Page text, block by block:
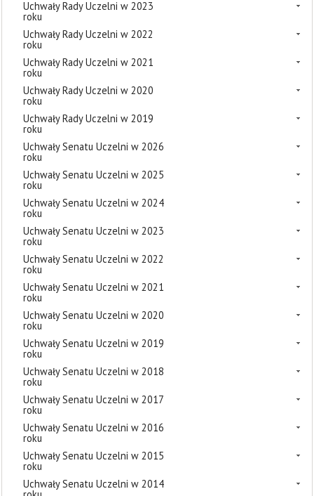
Uchwały Rady Uczelni w 2023
roku
Uchwały Rady Uczelni w 2022
roku
Uchwały Rady Uczelni w 2021
roku
Uchwały Rady Uczelni w 2020
roku
Uchwały Rady Uczelni w 2019
roku
Uchwały Senatu Uczelni w 2026
roku
Uchwały Senatu Uczelni w 2025
roku
Uchwały Senatu Uczelni w 2024
roku
Uchwały Senatu Uczelni w 2023
roku
Uchwały Senatu Uczelni w 2022
roku
Uchwały Senatu Uczelni w 2021
roku
Uchwały Senatu Uczelni w 2020
roku
Uchwały Senatu Uczelni w 2019
roku
Uchwały Senatu Uczelni w 2018
roku
Uchwały Senatu Uczelni w 2017
roku
Uchwały Senatu Uczelni w 2016
roku
Uchwały Senatu Uczelni w 2015
roku
Uchwały Senatu Uczelni w 2014